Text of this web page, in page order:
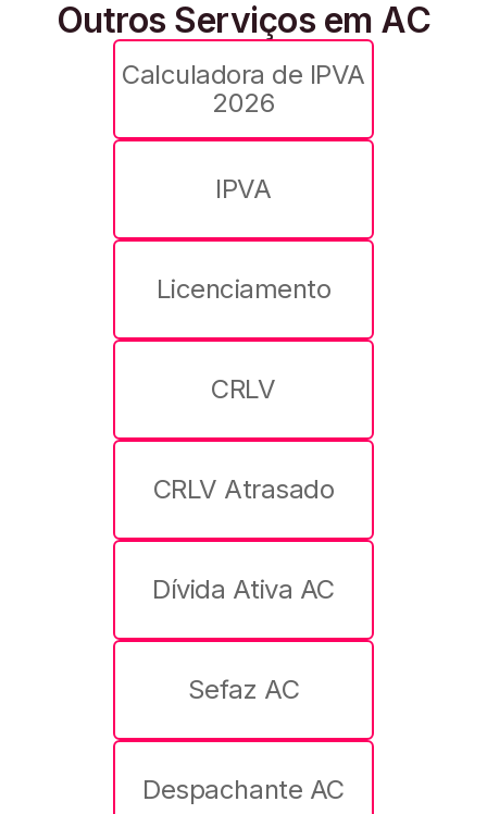
Outros Serviços em AC
Calculadora de IPVA
2026
IPVA
Licenciamento
CRLV
CRLV Atrasado
Dívida Ativa AC
Sefaz AC
Despachante AC